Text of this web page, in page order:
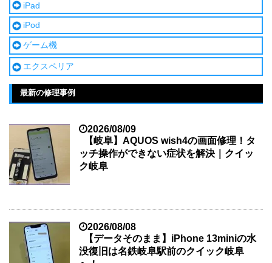
iPad
iPod
ゲーム機
エクスペリア
最新の修理事例
2026/08/09
【岐阜】AQUOS wish4の画面修理！タ
ッチ操作ができない症状を解決｜クイッ
ク岐阜
2026/08/08
【データそのまま】iPhone 13miniの水
没復旧は名鉄岐阜駅前のクイック岐阜